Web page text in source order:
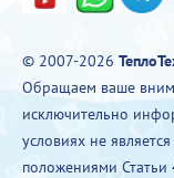
© 2007-2026
Обращаем ваше
исключительно
условиях не
положениями Статьи